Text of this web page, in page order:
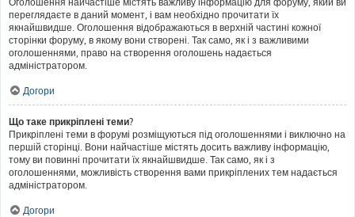
переглядаєте в даний момент, і вам необхідно прочитати їх
якнайшвидше. Оголошення відображаються в верхній частині кожної
сторінки форуму, в якому вони створені. Так само, як і з важливими
оголошеннями, право на створення оголошень надається
адміністратором.
Догори
Що таке прикріплені теми?
Прикріплені теми в форумі розміщуються під оголошеннями і виключно на
першій сторінці. Вони найчастіше містять досить важливу інформацію,
тому ви повинні прочитати їх якнайшвидше. Так само, як і з
оголошеннями, можливість створення вами прикріплених тем надається
адміністратором.
Догори